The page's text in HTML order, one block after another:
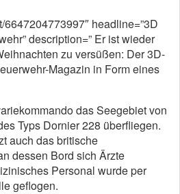
6647204773997″ headline=”3D
description=” Er ist wieder
zu versüßen: Der 3D-
Magazin in Form eines
das Seegebiet von
Typs Dornier 228 überfliegen.
auch das britische
dessen Bord sich Ärzte
Personal wurde per
geflogen.